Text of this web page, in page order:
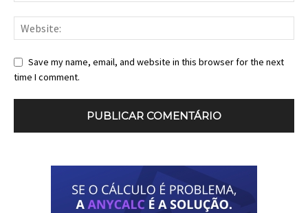
Save my name, email, and website in this browser for the next
time I comment.